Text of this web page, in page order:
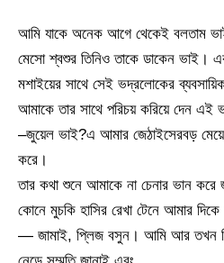
আমি যাকে অনেক আগে থেকেই বলতাম
মেসো শ্বশুর তিনিও তাকে ডাকেন ভাই।
মশাইয়ের সাথে সেই ভদ্রলোকের
আমাকে তার সাথে পরিচয় করিয়ে দেন এই
–জুয়েল ভাই?এ আমার জেঠাইসেরবড়
করে।
তার কথা শুনে আমাকে না চেনার ভান
কোনে মুচকি হাসির রেখা টেনে আমার দিকে
— জামাই, প্লিজ বসুন। আমি আর তখন